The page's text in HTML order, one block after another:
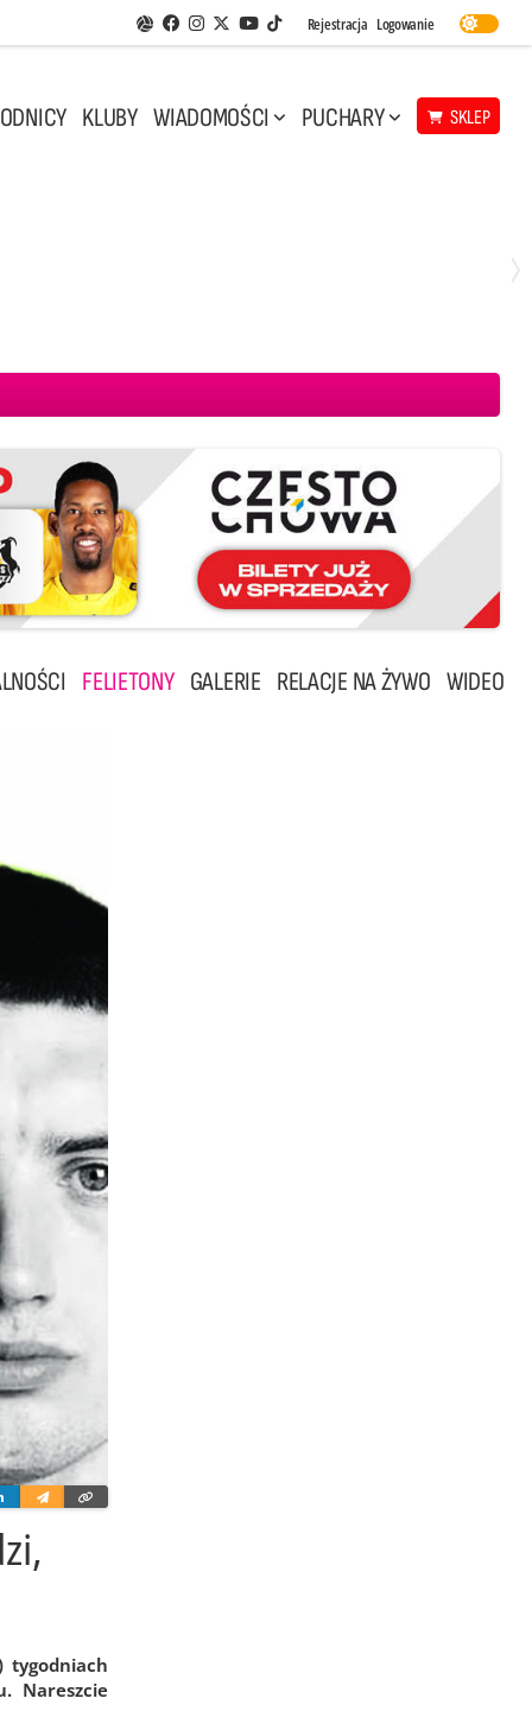
Aplikacja Siatkarskie Ligi
Facebook
Instagram
Twitter
Youtube
TikTok
Rejestracja Logowanie
KLUBY WIADOMOŚCI PUCHARY SKLEP
FELIETONY GALERIE RELACJE NA ŻYWO WIDEO
LinkedinWyślij
e-
link
tygodniach
Nareszcie